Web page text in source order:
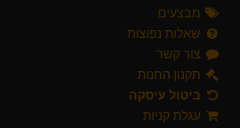
מבצעים
שאלות נפוצות
צור קשר
תקנון החנות
ביטול עיסקה
עגלת קניות